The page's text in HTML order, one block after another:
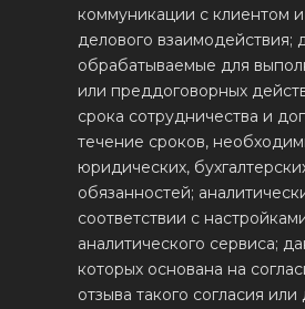
коммуникации с клиентом
делового взаимодействия;
обрабатываемые для
или преддоговорных
срока сотрудничества и
течение сроков,
юридических,
обязанностей;
соответствии с
аналитического сервиса;
которых основана на
отзыва такого согласия или